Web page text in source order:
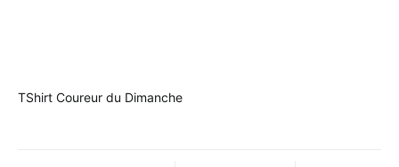
TShirt Coureur du Dimanche